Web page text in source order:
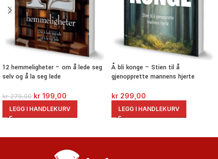
12 hemmeligheter – om å lede seg
selv og å la seg lede
kr279,00 kr 199,00
LEGG I HANDLEKURV
Å bli konge – Stien til å
gjenopprette mannens hjerte
kr 299,00
LEGG I HANDLEKURV